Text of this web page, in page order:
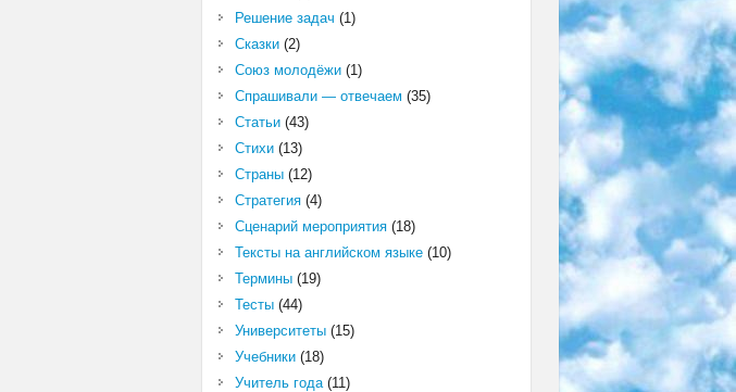
Решение задач (1)
Сказки(2)
Союз молодёжи(1)
Спрашивали — отвечаем (35)
Статьи(43)
Стихи(13)
Страны(12)
Стратегия(4)
Сценарий мероприятия(18)
Тексты на английском языке(10)
Термины(19)
Тесты(44)
Университеты(15)
Учебники(18)
Учитель года(11)